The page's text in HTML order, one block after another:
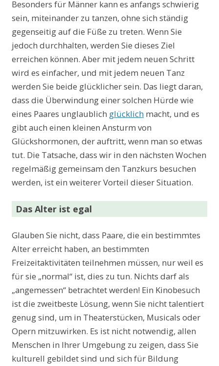
Besonders für Männer kann es anfangs schwierig
sein, miteinander zu tanzen, ohne sich ständig
gegenseitig auf die Füße zu treten. Wenn Sie
jedoch durchhalten, werden Sie dieses Ziel
erreichen können. Aber mit jedem neuen Schritt
wird es einfacher, und mit jedem neuen Tanz
werden Sie beide glücklicher sein. Das liegt daran,
dass die Überwindung einer solchen Hürde wie
eines Paares unglaublich glücklich macht, und es
gibt auch einen kleinen Ansturm von
Glückshormonen, der auftritt, wenn man so etwas
tut. Die Tatsache, dass wir in den nächsten Wochen
regelmäßig gemeinsam den Tanzkurs besuchen
werden, ist ein weiterer Vorteil dieser Situation.
Das Alter ist egal
Glauben Sie nicht, dass Paare, die ein bestimmtes
Alter erreicht haben, an bestimmten
Freizeitaktivitäten teilnehmen müssen, nur weil es
für sie „normal“ ist, dies zu tun. Nichts darf als
„angemessen“ betrachtet werden! Ein Kinobesuch
ist die zweitbeste Lösung, wenn Sie nicht talentiert
genug sind, um in Theaterstücken, Musicals oder
Opern mitzuwirken. Es ist nicht notwendig, allen
Menschen in Ihrer Umgebung zu zeigen, dass Sie
kulturell gebildet sind und sich für Bildung